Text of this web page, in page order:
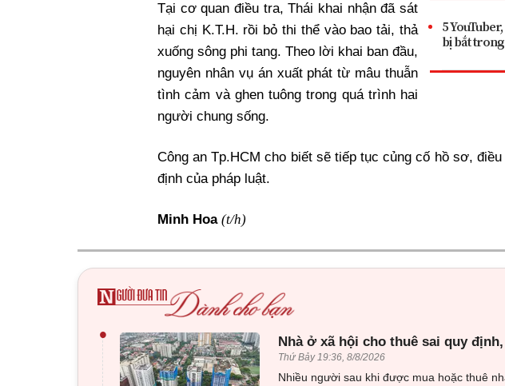
5
bị bắt
Tại cơ quan điều tra, Thái khai nhận đã sát
hại chị K.T.H. rồi bỏ thi thể vào bao tải, thả
xuống sông phi tang. Theo lời khai ban đầu,
nguyên nhân vụ án xuất phát từ mâu thuẫn
tình cảm và ghen tuông trong quá trình hai
người chung sống.
Công an Tp.HCM cho biết sẽ tiếp tục củng cố hồ sơ,
định của pháp luật.
Minh Hoa (t/h)
• Nhà ở xã hội cho thuê sai quy
Thứ Bảy 19:36, 8/8/2026
Nhiều người sau khi được mua hoặc thuê